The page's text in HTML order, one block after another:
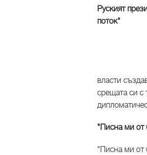
Руският
поток"
власти
срещата си с
"Писна ми от
"Писна ми от